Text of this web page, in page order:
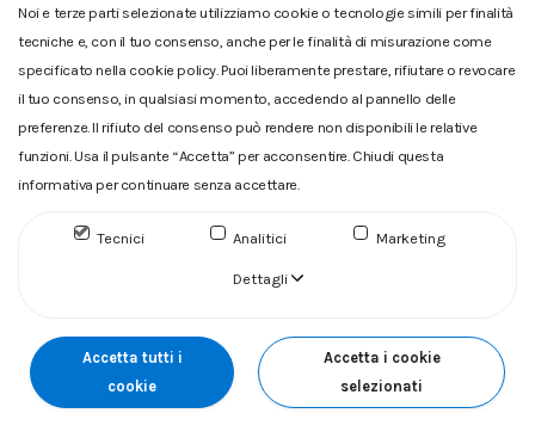
Glossario|Privacy|Cookie|Reclamo|Reclamo pdf|
Accessibilità |Copyright
ACQUEDOTTO DEL FIORA S.p.A. Numero d'iscrizione e Codice
fiscale 00304790538 (P.IVA) già iscritta al n.10.029 - Capitale
Sociale Euro 1.730.520,00 i.v
Noi e terze parti selezionate utilizziamo cookie o tecnologie simili per finalità
tecniche e, con il tuo consenso, anche per le finalità di misurazione come
specificato nella cookie policy. Puoi liberamente prestare, rifiutare o revocare
il tuo consenso, in qualsiasi momento, accedendo al pannello delle
preferenze. Il rifiuto del consenso può rendere non disponibili le relative
funzioni. Usa il pulsante “Accetta” per acconsentire. Chiudi questa
informativa per continuare senza accettare.
Tecnici Analitici Marketing
Dettagli
Accetta tutti i
cookie
Accetta i cookie
selezionati